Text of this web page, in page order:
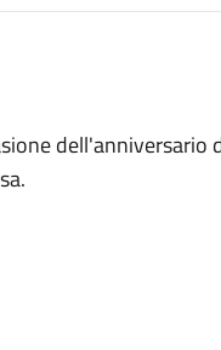
dell'anniversario